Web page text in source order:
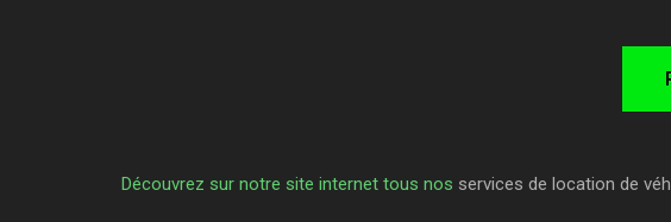
Découvrez sur notre site internet tous nos services de location de